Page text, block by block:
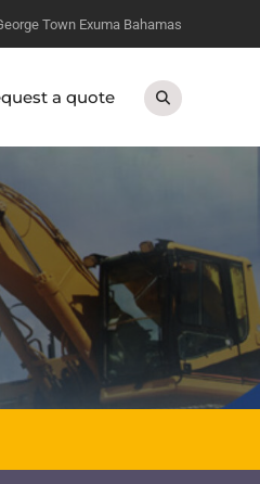
Town Exuma Bahamas
a quote